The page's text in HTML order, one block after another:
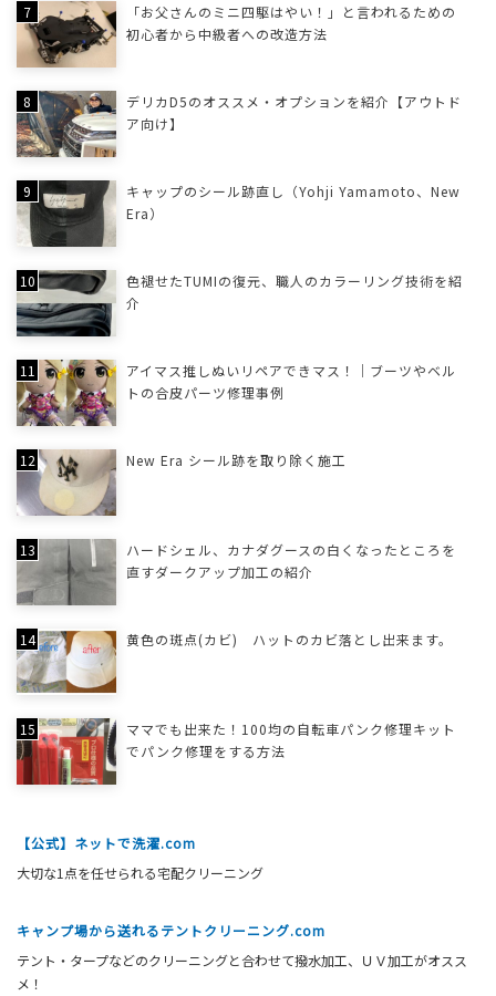
「お父さんのミニ四駆はやい！」と言われるための
初心者から中級者への改造方法
デリカD5のオススメ・オプションを紹介【アウトド
ア向け】
キャップのシール跡直し（Yohji Yamamoto、New
Era）
色褪せたTUMIの復元、職人のカラーリング技術を紹
介
アイマス推しぬいリペアできマス！｜ブーツやベル
トの合皮パーツ修理事例
New Era シール跡を取り除く施工
ハードシェル、カナダグースの白くなったところを
直すダークアップ加工の紹介
黄色の斑点(カビ) ハットのカビ落とし出来ます。
ママでも出来た！100均の自転車パンク修理キット
でパンク修理をする方法
【公式】ネットで洗濯.com
大切な1点を任せられる宅配クリーニング
キャンプ場から送れるテントクリーニング.com
テント・タープなどのクリーニングと合わせて撥水加工、ＵＶ加工がオスス
メ！